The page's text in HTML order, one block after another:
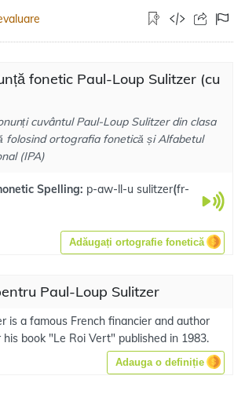
fonetic Paul-Loup Sulitzer (cu
cuvântul Paul-Loup Sulitzer din clasa
folosind ortografia fonetică și Alfabetul
(IPA)
Spelling: p-aw-ll-u sulitzer(fr-
Adăugați ortografie fonetică
Paul-Loup Sulitzer
is a famous French financier and author
book "Le Roi Vert" published in 1983.
Adauga o definiție